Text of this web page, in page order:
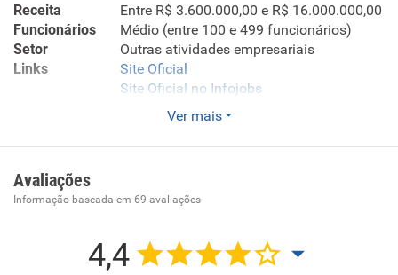
Receita
Entre R$ 3.600.000,00 e R$ 16.000.000,00
Funcionários
Médio (entre 100 e 499 funcionários)
Setor
Outras atividades empresariais
Links
Site Oficial
Site Oficial no Infojobs
Enviar CV
O Grupo Jardim da Saudade iniciou suas atividades em
1968 com a construção e implantação do 1º Cemitério
Parque do Brasil, situado no bairro Sulacap, Rio de Janeiro.
em Gestão de Cemitérios e Plano Funeral.
Ver mais
Avaliações
Informação baseada em 69 avaliações
4,4